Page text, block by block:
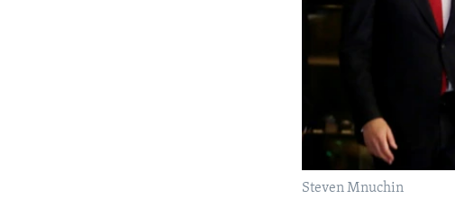
Steven Mnuchin